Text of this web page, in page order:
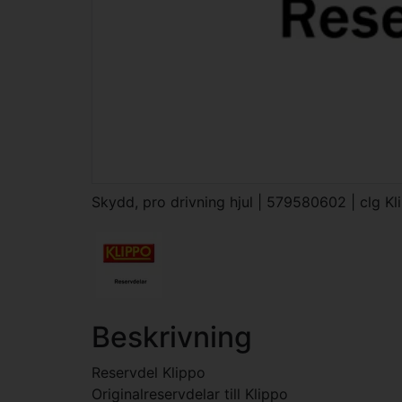
Skydd, pro drivning hjul | 579580602 | clg
Beskrivning
Reservdel Klippo
Originalreservdelar till Klippo